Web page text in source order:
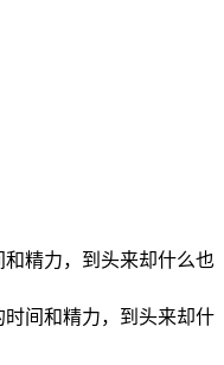
精力，到头来却什么也
间和精力，到头来却什